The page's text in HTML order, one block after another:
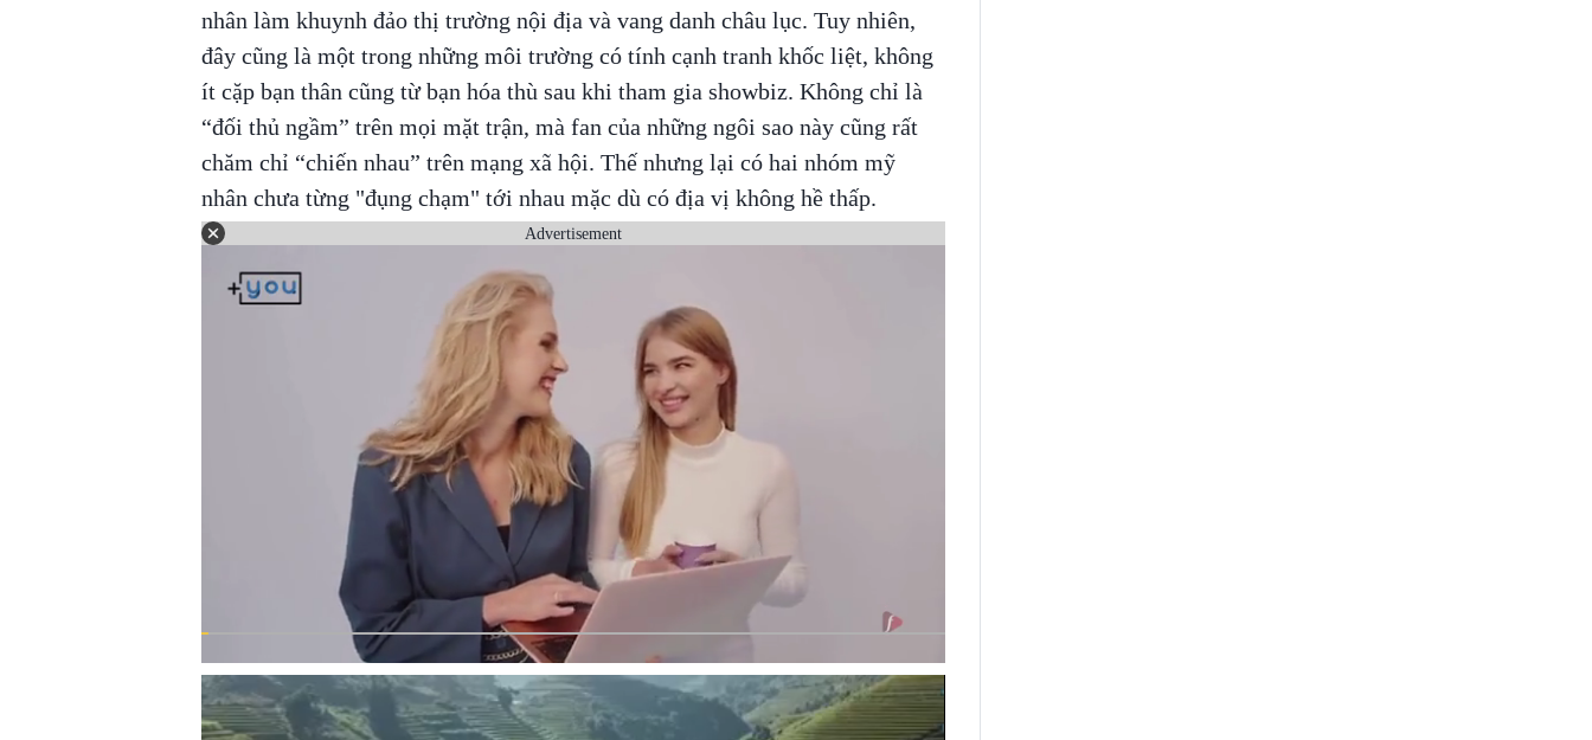
nhân làm khuynh đảo thị trường nội địa và vang danh châu lục. Tuy nhiên,
đây cũng là một trong những môi trường có tính cạnh tranh khốc liệt, không
ít cặp bạn thân cũng từ bạn hóa thù sau khi tham gia showbiz. Không chỉ là
“đối thủ ngầm” trên mọi mặt trận, mà fan của những ngôi sao này cũng rất
chăm chỉ “chiến nhau” trên mạng xã hội. Thế nhưng lại có hai nhóm mỹ
nhân chưa từng "đụng chạm" tới nhau mặc dù có địa vị không hề thấp.
Advertisement